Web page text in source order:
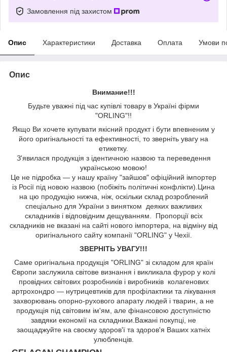
Замовлення під захистом
Опис Характеристики Доставка Оплата Умови
Опис
Внимание!!!
Будьте уважні під час купівлі товару в Україні фірми
"ORLING"!!
Якщо Ви хочете купувати якісний продукт і бути впевненим у
його оригінальності та ефективності, то зверніть увагу на
етикетку.
З'явилася продукція з ідентичною назвою та переведення
українською мовою!
Це не підробка — у нашу країну "зайшов" офіційний імпортер
із Росії під новою назвою (побіжіть політичні конфлікти).Цина
на цю продукцію нижча, ніж, оскільки склад розроблений
спеціально для України з винятком деяких важливих
складників і відповідним дещуванням. Пропорції всіх
складників не вказані на сайті нового імпортера, на відміну від
оригінального сайту компанії "ORLING" у Чехії.
ЗВЕРНІТЬ УВАГУ!!!
Саме оригінальна продукція "ORLING" зі складом для країн
Європи заслужила світове визнання і викликала фурор у колі
провідних світових розробників і виробників колагенових
артрохондро — нутрицевтиків для профілактики та лікування
захворювань опорно-рухового апарату людей і тварин, а не
продукція під світовим ім'ям, але фінансовою доступністю
завдяки економії на складники.Важані покупці, не
заощаджуйте на своєму здоров'ї та здоров'я Ваших хатніх
улюбленців.